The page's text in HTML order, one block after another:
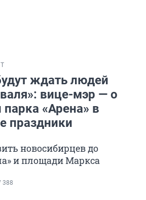
ждать людей
вице-мэр — о
парка «Арена» в
праздники
новосибирцев до
и площади Маркса
388